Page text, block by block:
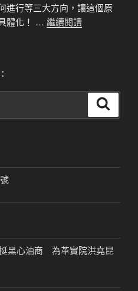
進行等三大方向，讓這個原
體化！ … 繼續閱讀
黑心油商 為革實院洪堯昆